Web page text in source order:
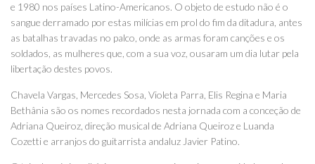
e 1980 nos países Latino-Americanos. O objeto de estudo não é o
sangue derramado por estas milícias em prol do fim da ditadura, antes
as batalhas travadas no palco, onde as armas foram canções e os
soldados, as mulheres que, com a sua voz, ousaram um dia lutar pela
libertação destes povos.
Chavela Vargas, Mercedes Sosa, Violeta Parra, Elis Regina e Maria
Bethânia são os nomes recordados nesta jornada com a conceção de
Adriana Queiroz, direção musical de Adriana Queiroz e Luanda
Cozetti e arranjos do guitarrista andaluz Javier Patino.